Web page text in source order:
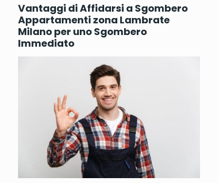
Vantaggi di Affidarsi a Sgombero
Appartamenti zona Lambrate
Milano per uno Sgombero
Immediato